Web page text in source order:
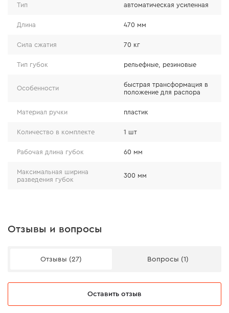
Особенности
● гарантированная сила сжатия – 70 кг;
● изготовлена из высококачественного первичного
● возможность трансформации струбцины в
инструмента.
Тип автоматическая усиленная
Длина 470 мм
Сила сжатия 70 кг
Тип губок рельефные, резиновые
Особенности
быстрая трансформация в
положение для распора
Материал ручки пластик
Количество в комплекте 1 шт
Рабочая длина губок 60 мм
Максимальная ширина
разведения губок
300 мм
Отзывы и вопросы
Отзывы (27) Вопросы (1)
Оставить отзыв